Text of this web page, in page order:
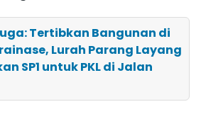
Tertibkan Bangunan di
Lurah Parang Layang
SP1 untuk PKL di Jalan